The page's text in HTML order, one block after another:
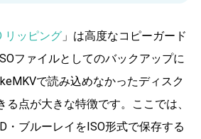
リッピング 」は高度なコピーガード
ファイルとしてのバックアップに
で読み込めなかったディスク
る点が大きな特徴です。ここでは、
・ブルーレイをISO形式で保存する